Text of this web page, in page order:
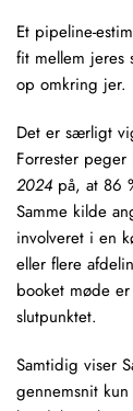
Et pipeline-
fit mellem jeres
op omkring jer.
Det er særligt
Forrester
2024på, at 86
Samme kilde
involveret i en
eller flere
booket møde
slutpunktet.
Samtidig viser
gennemsnit